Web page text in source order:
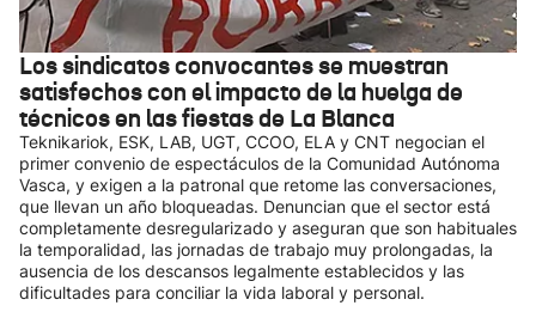
Los sindicatos convocantes se muestran
satisfechos con el impacto de la huelga de
técnicos en las fiestas de La Blanca
Teknikariok, ESK, LAB, UGT, CCOO, ELA y CNT negocian el
primer convenio de espectáculos de la Comunidad Autónoma
Vasca, y exigen a la patronal que retome las conversaciones,
que llevan un año bloqueadas. Denuncian que el sector está
completamente desregularizado y aseguran que son habituales
la temporalidad, las jornadas de trabajo muy prolongadas, la
ausencia de los descansos legalmente establecidos y las
dificultades para conciliar la vida laboral y personal.